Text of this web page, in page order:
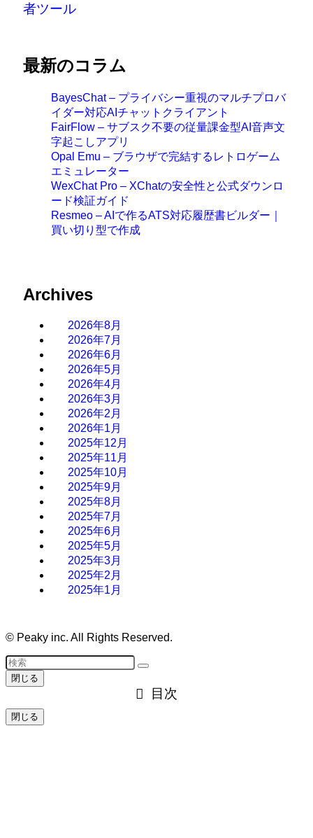
者ツール
最新のコラム
BayesChat – プライバシー重視のマルチプロバ
イダー対応AIチャットクライアント
FairFlow – サブスク不要の従量課金型AI音声文
字起こしアプリ
Opal Emu – ブラウザで完結するレトロゲーム
エミュレーター
WexChat Pro – XChatの安全性と公式ダウンロ
ード検証ガイド
Resmeo – AIで作るATS対応履歴書ビルダー｜
買い切り型で作成
Archives
2026年8月
2026年7月
2026年6月
2026年5月
2026年4月
2026年3月
2026年2月
2026年1月
2025年12月
2025年11月
2025年10月
2025年9月
2025年8月
2025年7月
2025年6月
2025年5月
2025年3月
2025年2月
2025年1月
© Peaky inc. All Rights Reserved.
閉じる
目次
閉じる